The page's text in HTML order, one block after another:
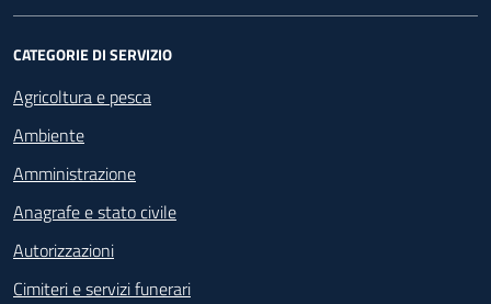
CATEGORIE DI SERVIZIO
Agricoltura e pesca
Ambiente
Amministrazione
Anagrafe e stato civile
Autorizzazioni
Cimiteri e servizi funerari